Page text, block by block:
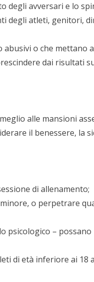
degli avversari e lo
degli atleti, genitori,
o che mettano
dai risultati
alle mansioni
il benessere, la
di allenamento;
o perpetrare
psicologico –
di età inferiore ai 18